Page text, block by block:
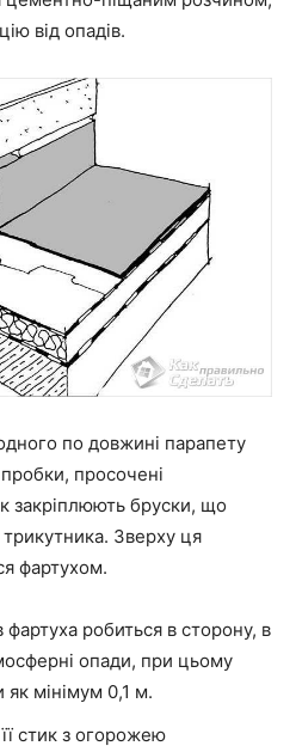
від опадів.
по довжині парапету
просочені
закріплюють бруски, що
Зверху ця
фартухом.
фартуха робиться в сторону, в
опади, при цьому
мінімум 0,1 м.
стик з огорожею